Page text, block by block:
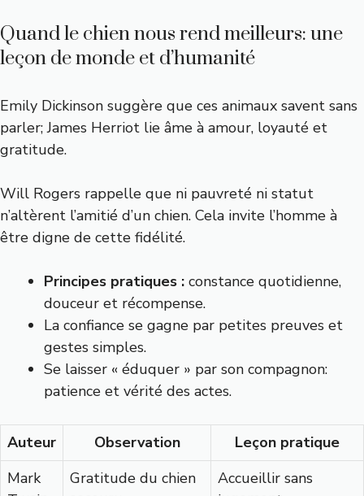
Quand le chien nous rend meilleurs: une
leçon de monde et d’humanité
Emily Dickinson suggère que ces animaux savent sans
parler; James Herriot lie âme à amour, loyauté et
gratitude.
Will Rogers rappelle que ni pauvreté ni statut
n’altèrent l’amitié d’un chien. Cela invite l’homme à
être digne de cette fidélité.
Principes pratiques : constance quotidienne,
douceur et récompense.
La confiance se gagne par petites preuves et
gestes simples.
Se laisser « éduquer » par son compagnon:
patience et vérité des actes.
Auteur Observation
Leçon pratique
Mark
Gratitude du chien
Accueillir sans